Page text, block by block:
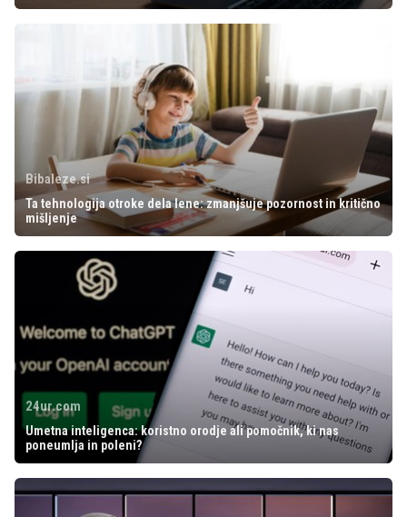
Bibaleze.si
Ta tehnologija otroke dela lene: zmanjšuje pozornost in kritično
mišljenje
24ur.com
Umetna inteligenca: koristno orodje ali pomočnik, ki nas
poneumlja in poleni?